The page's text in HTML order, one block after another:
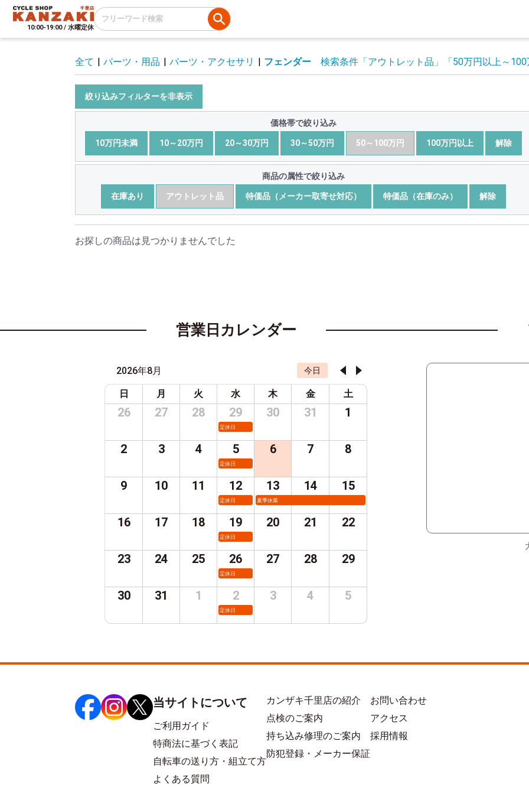
10:00-19:00 / 水曜定休
全て | パーツ・用品 | パーツ・アクセサリ | フェンダー 検索条件 「アウトレット品」 「50万円以上～
絞り込みフィルターを非表示
価格帯で絞り込み
10万円未満 10～20万円 20～30万円 30～50万円 50～100万円 100万円以上 解除
商品の属性で絞り込み
在庫あり アウトレット品 特価品（メーカー取寄せ対応） 特価品（在庫のみ） 解除
お探しの商品は見つかりませんでした
営業日カレンダー
2026年8月 今日
日 月 火 水 木 金 土
26 27 28 29
定休日
30 31 1
2 3 4 5
定休日
6 7 8
9 10 11 12
定休日
13
夏季休業
14 15
16 17 18 19
定休日
20 21 22
23 24 25 26
定休日
27 28 29
30 31 1 2
定休日
3 4 5
当サイトについて
ご利用ガイド
特商法に基づく表記
自転車の送り方・組立て方
よくある質問
カンザキ千里店の紹介
点検のご案内
持ち込み修理のご案内
防犯登録・メーカー保証
お問い合わせ
アクセス
採用情報